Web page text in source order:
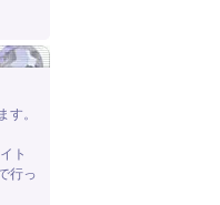
す。
ト
行っ